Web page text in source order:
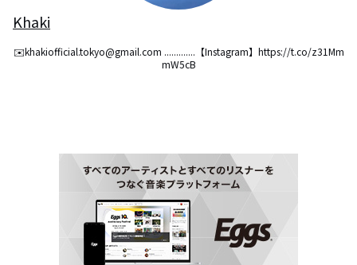
Khaki
✉️khakiofficial.tokyo@gmail.com .............【Instagram】https://t.co/z31Mm
mW5cB